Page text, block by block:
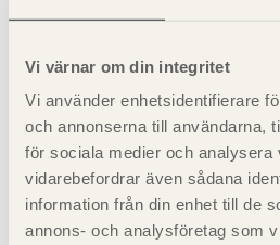
Vi värnar om din integritet
Vi använder enhetsidentifierare
och annonserna till användarna,
för sociala medier och analysera
vidarebefordrar även sådana
information från din enhet till de
annons- och analysföretag som
Byggnads- och
Arbetsmiljöverket.